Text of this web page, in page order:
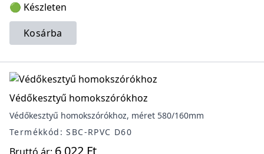
🟢 Készleten
Kosárba
Védőkesztyű homokszórókhoz
Védőkesztyű homokszórókhoz, méret 580/160mm
Termékkód: SBC-RPVC D60
6 022 Ft